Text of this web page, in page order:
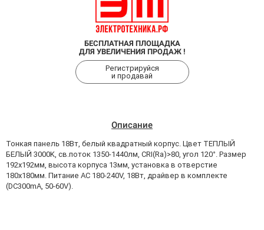
БЕСПЛАТНАЯ ПЛОЩАДКА
ДЛЯ УВЕЛИЧЕНИЯ ПРОДАЖ !
Регистрируйся
и продавай
Описание
Тонкая панель 18Вт, белый квадратный корпус. Цвет ТЕПЛЫЙ
БЕЛЫЙ 3000K, св.поток 1350-1440лм, CRI(Ra)>80, угол 120°. Размер
192x192мм, высота корпуса 13мм, установка в отверстие
180x180мм. Питание AC 180-240V, 18Вт, драйвер в комплекте
(DC300mA, 50-60V).